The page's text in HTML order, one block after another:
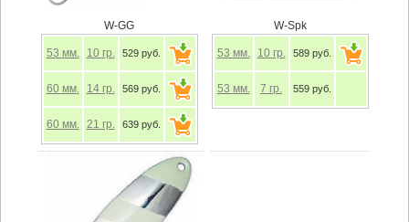
W-GG
53 мм. 10 гр. 529 руб.
60 мм. 14 гр. 569 руб.
60 мм. 21 гр. 639 руб.
W-Spk
53 мм. 10 гр. 589 руб.
53 мм. 7 гр. 559 руб.